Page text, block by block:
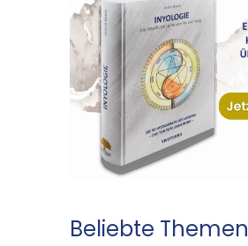
Beliebte Themen